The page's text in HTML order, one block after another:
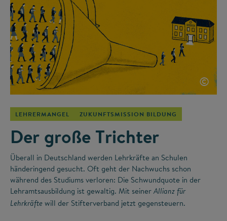
©
LEHRERMANGEL ZUKUNFTSMISSION BILDUNG
Der große Trichter
Überall in Deutschland werden Lehrkräfte an Schulen
händeringend gesucht. Oft geht der Nachwuchs schon
während des Studiums verloren: Die Schwundquote in der
Lehramtsausbildung ist gewaltig. Mit seiner Allianz für
Lehrkräfte will der Stifterverband jetzt gegensteuern.